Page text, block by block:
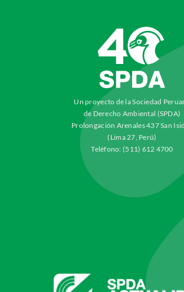
Un proyecto de la Sociedad
de Derecho Ambiental (SPDA)
Prolongación Arenales 437 San
(Lima 27, Perú)
Teléfono: (511) 612 4700